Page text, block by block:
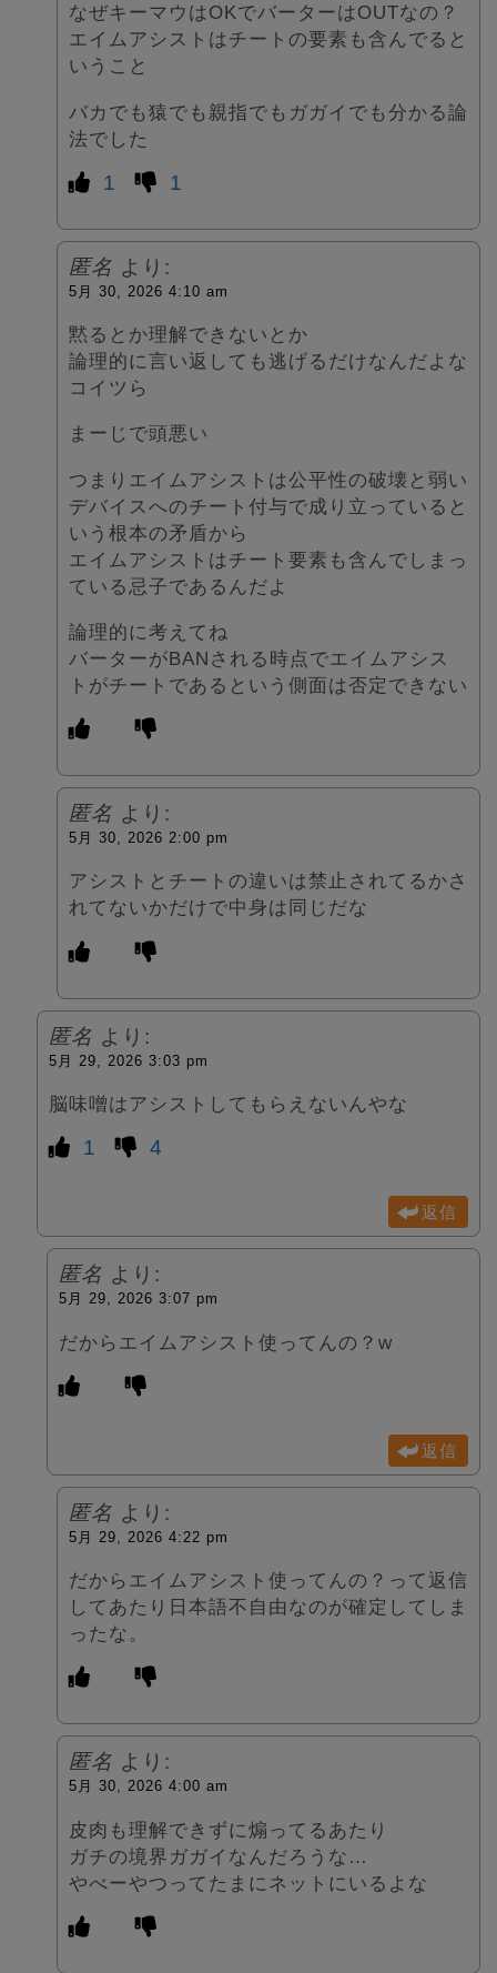
なぜキーマウはOKでバーターはOUTなの？
エイムアシストはチートの要素も含んでると
いうこと
バカでも猿でも親指でもガガイでも分かる論
法でした
1 1
匿名 より:
5月 30, 2026 4:10 am
黙るとか理解できないとか
論理的に言い返しても逃げるだけなんだよな
コイツら
まーじで頭悪い
つまりエイムアシストは公平性の破壊と弱い
デバイスへのチート付与で成り立っていると
いう根本の矛盾から
エイムアシストはチート要素も含んでしまっ
ている忌子であるんだよ
論理的に考えてね
バーターがBANされる時点でエイムアシス
トがチートであるという側面は否定できない
匿名 より:
5月 30, 2026 2:00 pm
アシストとチートの違いは禁止されてるかさ
れてないかだけで中身は同じだな
匿名 より:
5月 29, 2026 3:03 pm
脳味噌はアシストしてもらえないんやな
1 4
返信
匿名 より:
5月 29, 2026 3:07 pm
だからエイムアシスト使ってんの？w
返信
匿名 より:
5月 29, 2026 4:22 pm
だからエイムアシスト使ってんの？って返信
してあたり日本語不自由なのが確定してしま
ったな。
匿名 より:
5月 30, 2026 4:00 am
皮肉も理解できずに煽ってるあたり
ガチの境界ガガイなんだろうな…
やべーやつってたまにネットにいるよな